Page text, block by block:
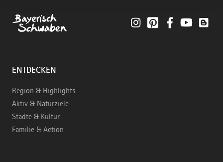
InstagramPinterestFacebookYouTube
ENTDECKEN
Region & Highlights
Aktiv & Naturziele
Städte & Kultur
Familie & Action